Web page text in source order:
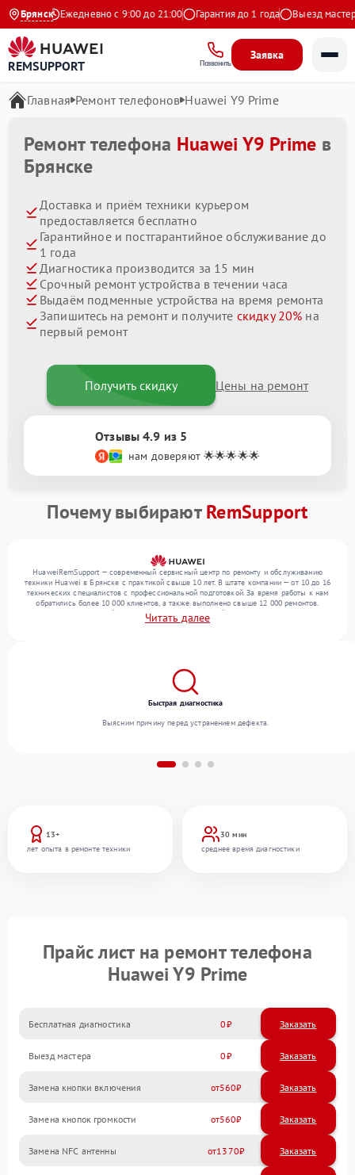
БрянскЕжедневно с 9:00 до 21:00 Гарантия до 1 года Выезд мастера
REMSUPPORT Позвонить
Заявка
Главная Ремонт телефонов Huawei Y9 Prime
Ремонт телефона Huawei Y9 Prime в
Брянске
Доставка и приём техники курьером
предоставляется бесплатно
Гарантийное и постгарантийное обслуживание до
1 года
Диагностика производится за 15 мин
Срочный ремонт устройства в течении часа
Выдаём подменные устройства на время ремонта
Запишитесь на ремонт и получите скидку 20% на
первый ремонт
Получить скидку Цены на ремонт
Отзывы 4.9 из 5
нам доверяют 🌟🌟🌟🌟🌟
Почему выбираютRemSupport
HuaweiRemSupport — современный сервисный центр по ремонту и обслуживанию
техники Huawei в Брянске с практикой свыше 10 лет. В штате компании — от 10 до 16
технических специалистов с профессиональной подготовкой. За время работы к нам
обратились более 10 000 клиентов, а также выполнено свыше 12 000 ремонтов.
Ежемесячно в сервисный центр поступает от 300 устройств, включая , , . Мы работаем
с широким спектром неисправностей и обеспечиваем надежный результат благодаря
Читать далее
13+
лет опыта в ремонте техники
30 мин
среднее время диагностики
Быстрая диагностика
Выясним причину перед устранением дефекта.
Прайс лист на ремонт телефона
Huawei Y9 Prime
Бесплатная диагностика 0 Заказать
Выезд мастера 0 Заказать
Замена кнопки включения 560
Замена кнопок громкости 560
Замена NFC антенны 1370